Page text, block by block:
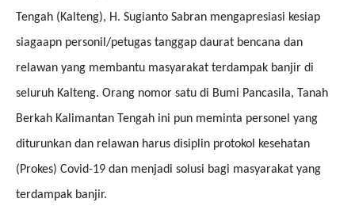
Tengah (Kalteng), H. Sugianto Sabran mengapresiasi kesiap
siagaapn personil/petugas tanggap daurat bencana dan
relawan yang membantu masyarakat terdampak banjir di
seluruh Kalteng. Orang nomor satu di Bumi Pancasila, Tanah
Berkah Kalimantan Tengah ini pun meminta personel yang
diturunkan dan relawan harus disiplin protokol kesehatan
(Prokes) Covid-19 dan menjadi solusi bagi masyarakat yang
terdampak banjir.